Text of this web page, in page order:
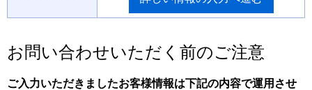
お問い合わせいただく前のご注意
ご入力いただきましたお客様情報は下記の内容で運用させ